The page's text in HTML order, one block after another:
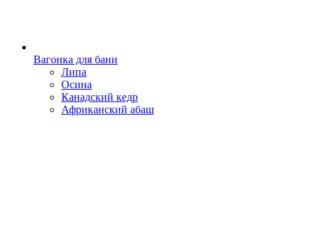
Вагонка для бани
Липа
Осина
Канадский кедр
Африканский абаш